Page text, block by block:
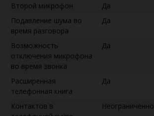
Второй микрофон
Да
Подавление шума во
время разговора
Да
Возможность
отключения микрофона
во время звонка
Да
Расширенная
телефонная книга
Да
Контактов в
Неограниченно